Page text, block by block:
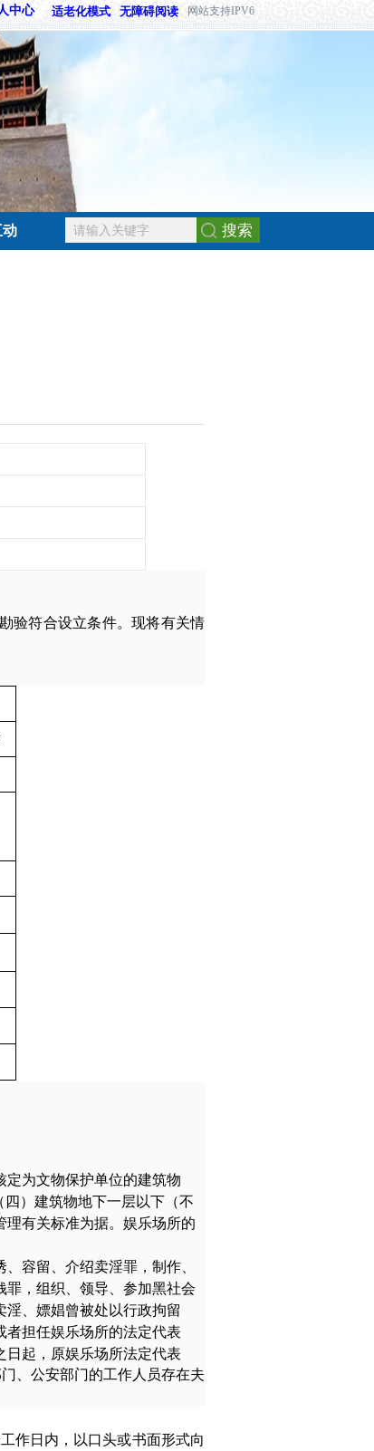
网站支持IPV6
无障碍阅读
适老化模式
中心
动 搜索
验符合设立条件。现将有关情
为文物保护单位的建筑物
）建筑物地下一层以下（不
有关标准为据。娱乐场所的
容留、介绍卖淫罪，制作、
，组织、领导、参加黑社会
、嫖娼曾被处以行政拘留
担任娱乐场所的法定代表
日起，原娱乐场所法定代表
、公安部门的工作人员存在夫
作日内，以口头或书面形式向